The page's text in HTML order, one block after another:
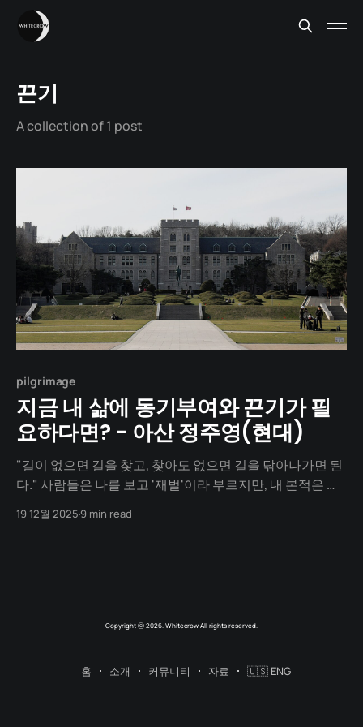
끈기
A collection of 1 post
pilgrimage
지금 내 삶에 동기부여와 끈기가 필
요하다면? - 아산 정주영(현대)
"길이 없으면 길을 찾고, 찾아도 없으면 길을 닦아나가면 된
다." 사람들은 나를 보고 '재벌'이라 부르지만, 내 본적은 평
태어났다. 배운 것도 없고, 가진 것도 없었다. 내 자산이라고
19 12월 20259 min read
Copyright ⓒ 2026. Whitecrow All rights reserved.
홈 소개 커뮤니티 자료 🇺🇸 ENG